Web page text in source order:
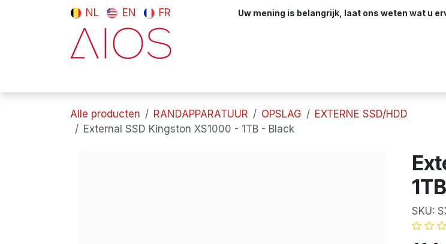
Overslaan naar inhoud
NL EN FR Uw mening is belangrijk, laat ons weten wat u
Alle producten RANDAPPARATUUR OPSLAG
EXTERNE SSD/HDD
External SSD Kingston XS1000 - 1TB - Black
SKU: